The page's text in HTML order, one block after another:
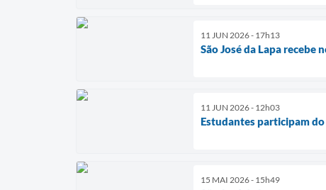
11 JUN 2026 - 17h13
São José da Lapa recebe
11 JUN 2026 - 12h03
Estudantes participam do
15 MAI 2026 - 15h49